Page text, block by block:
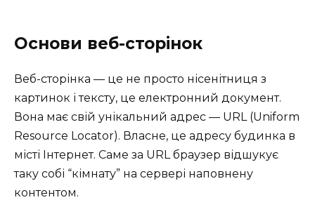
Основи веб-сторінок
Веб-сторінка — це не просто нісенітниця з
картинок і тексту, це електронний документ.
Вона має свій унікальний адрес — URL (Uniform
Resource Locator). Власне, це адресу будинка в
місті Інтернет. Саме за URL браузер відшукує
таку собі “кімнату” на сервері наповнену
контентом.